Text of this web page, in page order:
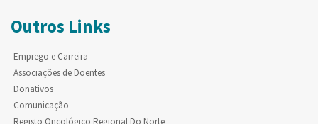
Outros Links
Emprego e Carreira
Associações de Doentes
Donativos
Comunicação
Registo Oncológico Regional Do Norte